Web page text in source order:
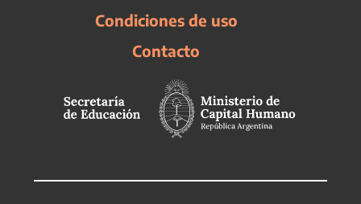
Condiciones de uso
Contacto